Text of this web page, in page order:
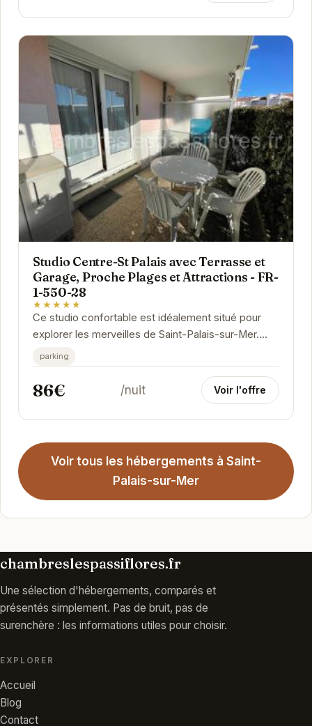
Studio Centre-St Palais avec Terrasse et
Garage, Proche Plages et Attractions - FR-
1-550-28
★★★★★
Ce studio confortable est idéalement situé pour
explorer les merveilles de Saint-Palais-sur-Mer.
Avec sa terrasse privée, profitez de moments de...
parking
86€ /nuit Voir l'offre
Voir tous les hébergements à Saint-
Palais-sur-Mer
chambreslespassiflores.fr
Une sélection d'hébergements, comparés et
présentés simplement. Pas de bruit, pas de
surenchère : les informations utiles pour choisir.
EXPLORER
Accueil
Blog
Contact